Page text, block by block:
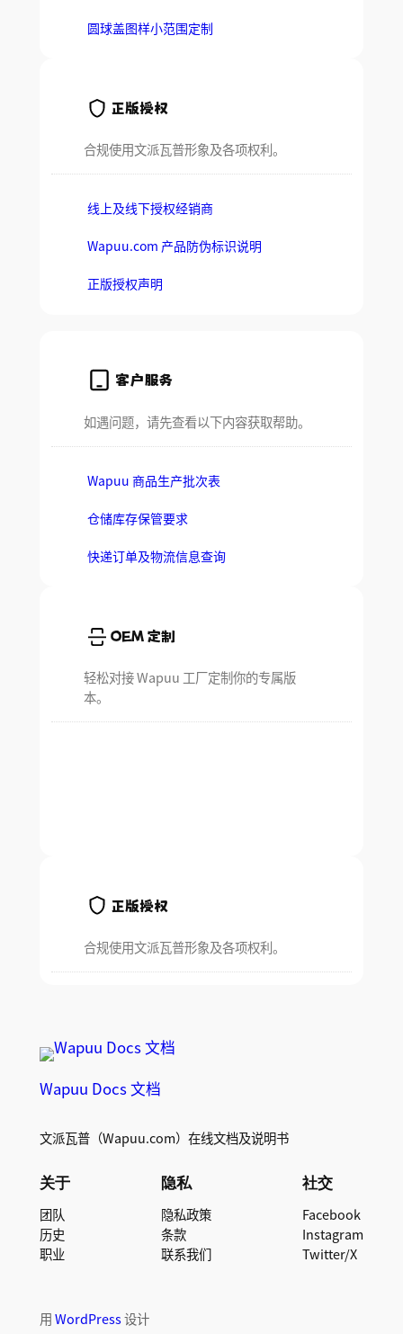
圆球盖图样小范围定制
正版授权
合规使用文派瓦普形象及各项权利。
线上及线下授权经销商
Wapuu.com 产品防伪标识说明
正版授权声明
客户服务
如遇问题，请先查看以下内容获取帮助。
Wapuu 商品生产批次表
仓储库存保管要求
快递订单及物流信息查询
OEM 定制
轻松对接 Wapuu 工厂定制你的专属版
本。
正版授权
合规使用文派瓦普形象及各项权利。
Wapuu Docs 文档
文派瓦普（Wapuu.com）在线文档及说明书
关于
团队
历史
职业
隐私
隐私政策
条款
联系我们
社交
Facebook
Instagram
Twitter/X
用WordPress设计